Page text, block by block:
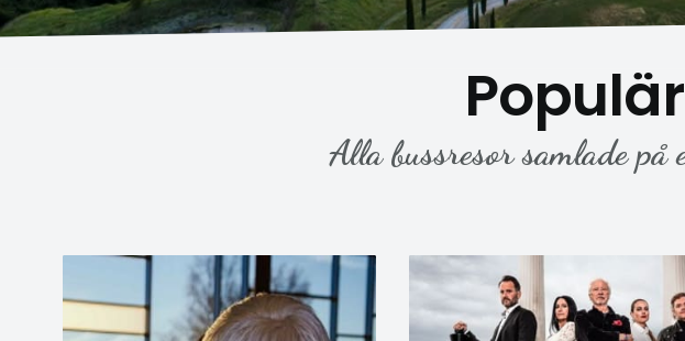
Alla bussresor samlade